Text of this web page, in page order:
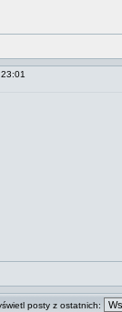
23:01
posty z ostatnich: